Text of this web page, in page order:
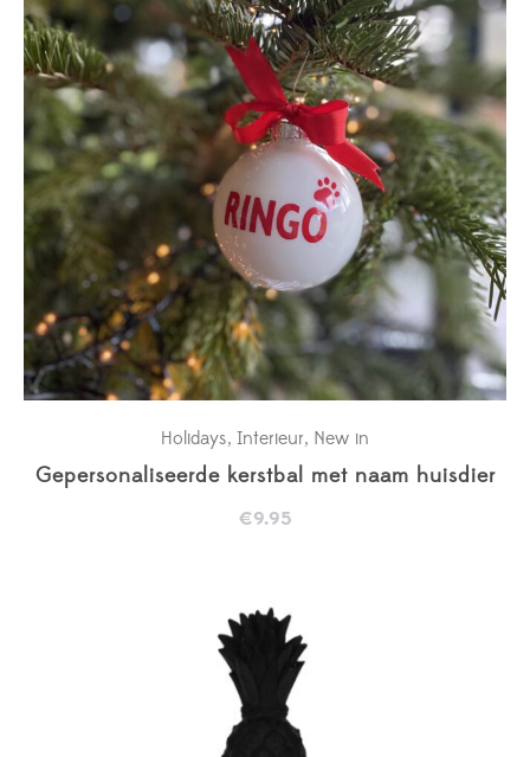
Holidays, Interieur, New in
Gepersonaliseerde kerstbal met naam huisdier
€9.95